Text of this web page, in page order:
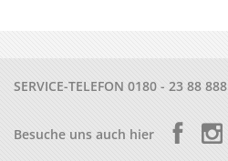
SERVICE-TELEFON 0180 - 23 88 888
Besuche uns auch hier